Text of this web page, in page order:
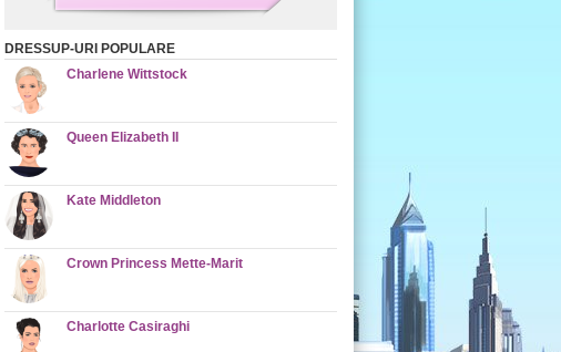
DRESSUP-URI POPULARE
Charlene Wittstock
Queen Elizabeth II
Kate Middleton
Crown Princess Mette-Marit
Charlotte Casiraghi